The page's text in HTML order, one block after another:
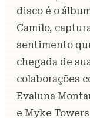
disco é o
Camilo,
sentimento
chegada de
colaborações
Evaluna
e Myke